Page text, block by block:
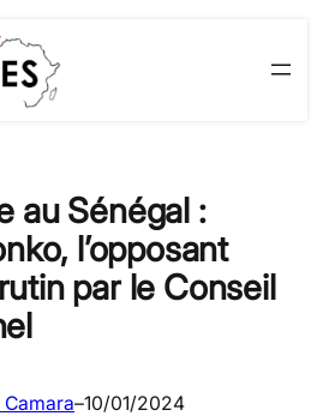
au Sénégal :
l’opposant
par le Conseil
Camara–10/01/2024